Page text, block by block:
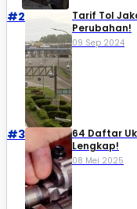
#2
Tarif Tol
Perubahan!
09 Sep 2024
#3
64 Daftar
Lengkap!
08 Mei 2025